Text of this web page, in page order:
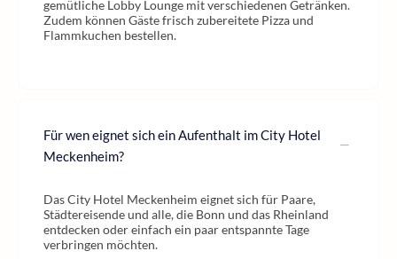
gemütliche Lobby Lounge mit verschiedenen Getränken.
Zudem können Gäste frisch zubereitete Pizza und
Flammkuchen bestellen.
Für wen eignet sich ein Aufenthalt im City Hotel
Meckenheim?
Das City Hotel Meckenheim eignet sich für Paare,
Städtereisende und alle, die Bonn und das Rheinland
entdecken oder einfach ein paar entspannte Tage
verbringen möchten.